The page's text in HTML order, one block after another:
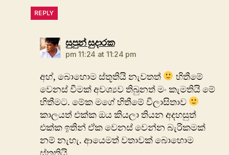
REPLY
සුපුන් සුදාරකsays:
pm 11:24 at 11:24 pm
අහ්, බොහොම ස්තූතියි නැවතත්
හිතීමේ
වෙනස් වීමක් අවශ්‍යව තිබුනත් මං කැමතියි මේ
හිතීමට. මේක මගේ හිතීමේ විලාසිතාව
කාලයත් එක්ක ඔය කියලා තියන අදහසුත්
එක්ක ඉතින් ඒක වෙනස් වෙන්න බැරිකමක්
නම් නැහැ. ආයෙමත් වතාවක් බොහොම